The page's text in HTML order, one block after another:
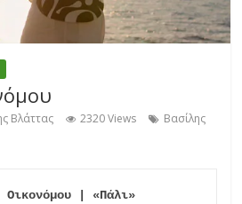
Βλάττας 2320 Views
Βασίλης
Οικονόμου | «Πάλι»